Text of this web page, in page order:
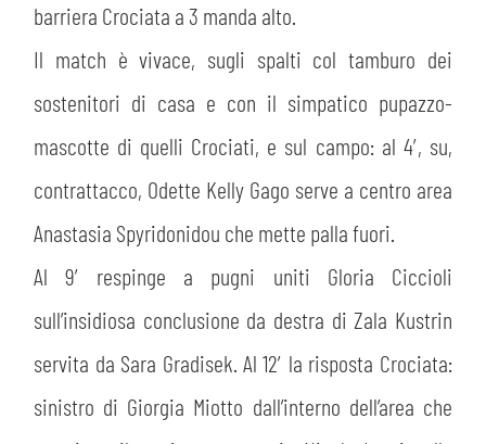
barriera Crociata a 3 manda alto.
Il match è vivace, sugli spalti col tamburo dei
sostenitori di casa e con il simpatico pupazzo-
mascotte di quelli Crociati, e sul campo: al 4′, su,
contrattacco, Odette Kelly Gago serve a centro area
Anastasia Spyridonidou che mette palla fuori.
Al 9′ respinge a pugni uniti Gloria Ciccioli
sull’insidiosa conclusione da destra di Zala Kustrin
servita da Sara Gradisek. Al 12′ la risposta Crociata:
sinistro di Giorgia Miotto dall’interno dell’area che